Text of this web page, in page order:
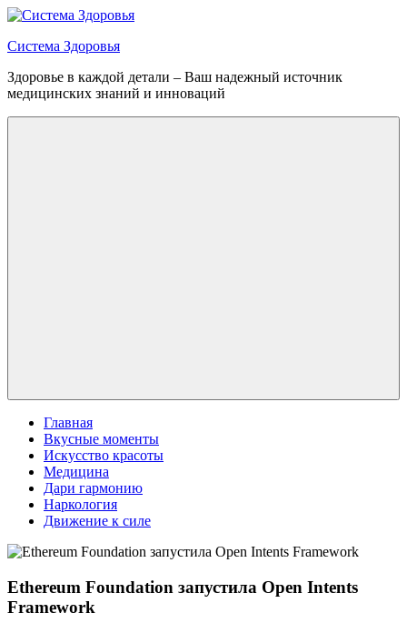
Перейти
содержимому
Система Здоровья
Здоровье в каждой детали – Ваш надежный источник
медицинских знаний и инноваций
Главная
Вкусные моменты
Искусство красоты
Медицина
Дари гармонию
Наркология
Движение к силе
Ethereum Foundation запустила Open Intents
Framework